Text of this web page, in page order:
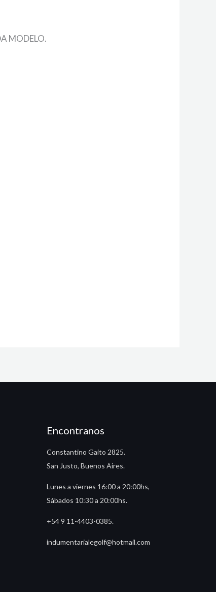
MODELO.
Encontranos
Constantino Gaito 2825.
San Justo, Buenos Aires.
Lunes a viernes 16:00 a 20:00hs,
Sábados 10:30 a 20:00hs.
+54 9 11-4403-0385.
indumentarialegolf@hotmail.com